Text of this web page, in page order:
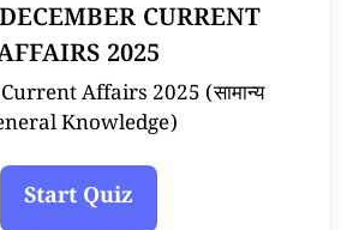
CURRENT
2025
Affairs 2025 (सामान्य
Knowledge)